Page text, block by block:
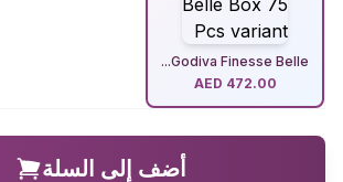
Godiva Finesse Belle...
AED 472.00
أضف إلى السلة